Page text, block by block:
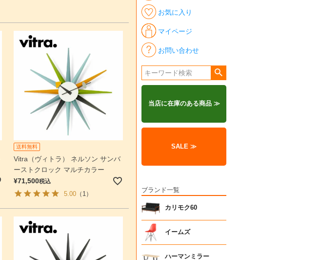
送料無料
Vitra（ヴィトラ） ネルソン サンバ
ーストクロック マルチカラー
¥71,500税込
5.00（1）
お気に入り
マイページ
お問い合わせ
当店に在庫のある商品 ≫
SALE ≫
ブランド一覧
カリモク60
イームズ
ハーマンミラー